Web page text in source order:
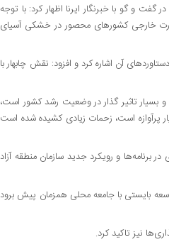
گفت و گو با خبرنگار ایرنا اظهار کرد: با توجه
خارجی کشورهای محصور در خشکی آسیای
آن اشاره کرد و افزود: نقش چابهار با
و بسیار تاثیر گذار در وضعیت رشد کشور است،
پرآوازه است، زحمات زیادی کشیده شده است
و رویکرد جدید سازمان منطقه آزاد
بایستی با جامعه محلی همزمان پیش برود
نیز تاکید کرد.